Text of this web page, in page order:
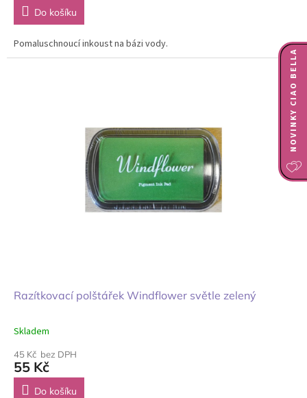
Do košíku
Pomaluschnoucí inkoust na bázi vody.
Razítkovací polštářek Windflower světle zelený
Skladem
45 Kč bez DPH
55 Kč
Do košíku
NOVINKY CIAO BELLA